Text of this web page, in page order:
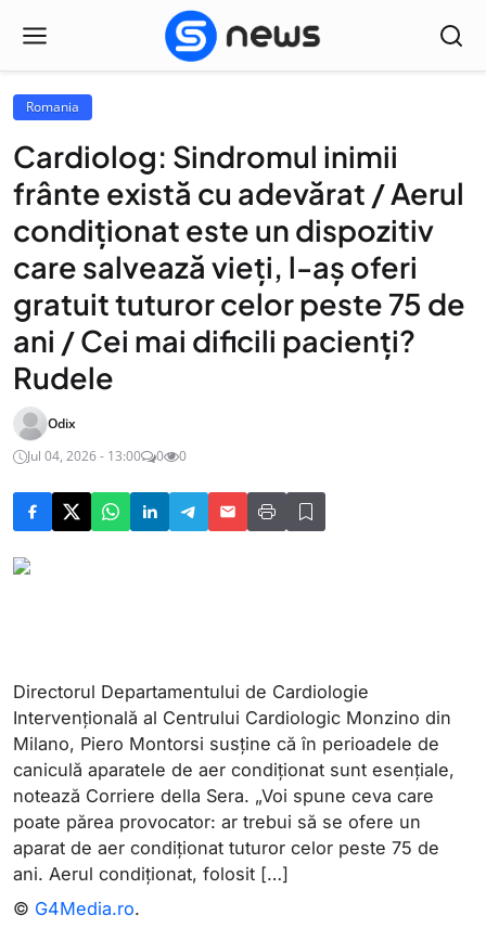
Romania
Cardiolog: Sindromul inimii
frânte există cu adevărat / Aerul
condiționat este un dispozitiv
care salvează vieți, l-aș oferi
gratuit tuturor celor peste 75 de
ani / Cei mai dificili pacienți?
Rudele
Odix
Jul 04, 2026 - 13:00
0 0
Directorul Departamentului de Cardiologie
Intervențională al Centrului Cardiologic Monzino din
Milano, Piero Montorsi susține că în perioadele de
caniculă aparatele de aer condiționat sunt esențiale,
notează Corriere della Sera. „Voi spune ceva care
poate părea provocator: ar trebui să se ofere un
aparat de aer condiționat tuturor celor peste 75 de
ani. Aerul condiționat, folosit […]
© G4Media.ro.